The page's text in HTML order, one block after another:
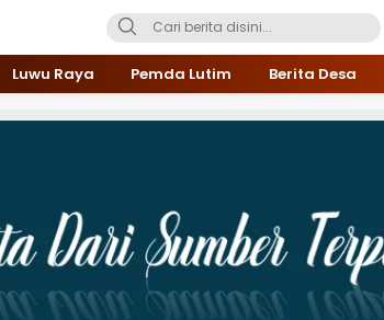
Luwu Raya Pemda Lutim Berita Desa